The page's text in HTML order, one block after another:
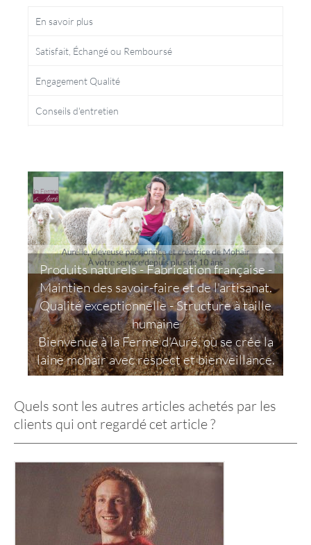
En savoir plus
Satisfait, Échangé ou Remboursé
Engagement Qualité
Conseils d'entretien
Produits naturels - Fabrication française -
Maintien des savoir-faire et de l'artisanat.
Qualité exceptionnelle - Structure à taille
humaine
Bienvenue à la Ferme d'Auré, où se crée la
laine mohair avec respect et bienveillance.
Quels sont les autres articles achetés par les
clients qui ont regardé cet article ?